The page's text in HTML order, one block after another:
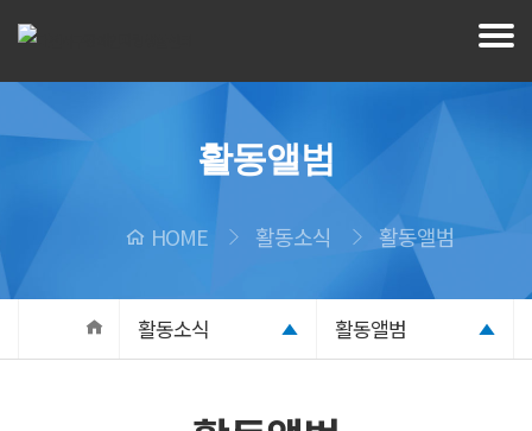
활동앨범
HOME 활동소식 활동앨범
활동소식 활동앨범